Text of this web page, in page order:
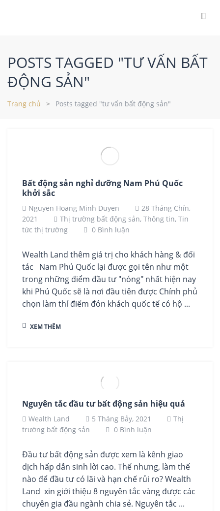
POSTS TAGGED "TƯ VẤN BẤT
ĐỘNG SẢN"
Trang chủ Posts tagged "tư vấn bất động sản"
Bất động sản nghỉ dưỡng Nam Phú Quốc
khởi sắc
Nguyen Hoang Minh Duyen
28 Tháng Chín,
2021
Thị trường bất động sản, Thông tin, Tin
tức thị trường
0 Bình luận
Wealth Land thêm giá trị cho khách hàng & đối
tác Nam Phú Quốc lại được gọi tên như một
trong những điểm đầu tư "nóng" nhất hiện nay
khi Phú Quốc sẽ là nơi đầu tiên được Chính phủ
chọn làm thí điểm đón khách quốc tế có hộ ...
XEM THÊM
Nguyên tắc đầu tư bất động sản hiệu quả
Wealth Land 5 Tháng Bảy, 2021
Thị
trường bất động sản
0 Bình luận
Đầu tư bất động sản được xem là kênh giao
dịch hấp dẫn sinh lời cao. Thế nhưng, làm thế
nào để đầu tư có lãi và hạn chế rủi ro? Wealth
Land xin giới thiệu 8 nguyên tắc vàng được các
chuyên gia đầu ngành chia sẻ. Nguyên tắc ...